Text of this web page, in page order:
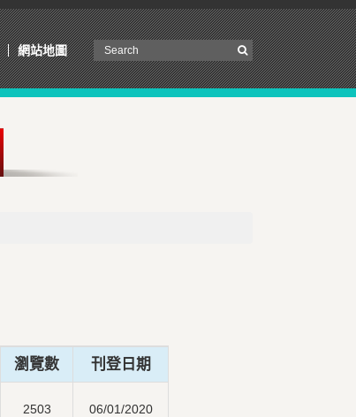
網站地圖
瀏覽數 刊登日期
2503 06/01/2020